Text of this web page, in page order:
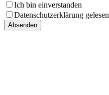
Ich bin einverstanden
Datenschutzerklärung gelesen
Company
Name*
Absenden